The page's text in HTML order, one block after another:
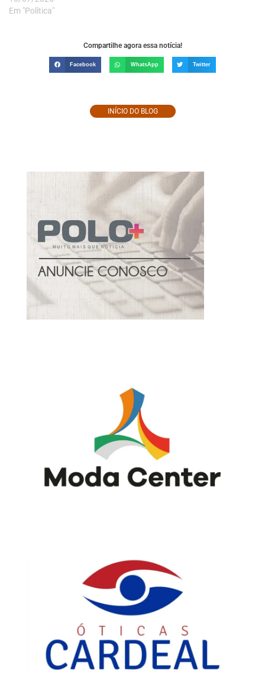
Em "Política"
Compartilhe agora essa notícia!
Facebook WhatsApp Twitter
INÍCIO DO BLOG